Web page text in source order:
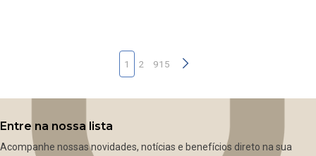
1 2 915
Entre na nossa lista
Acompanhe nossas novidades, notícias e benefícios direto na sua